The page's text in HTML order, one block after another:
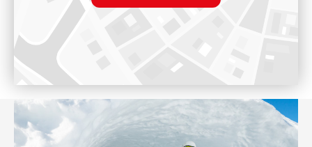
Paramétrer
Voir sur Google Maps